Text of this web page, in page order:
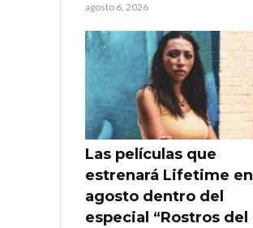
agosto 6, 2026
Las películas que
estrenará Lifetime en
agosto dentro del
especial “Rostros del